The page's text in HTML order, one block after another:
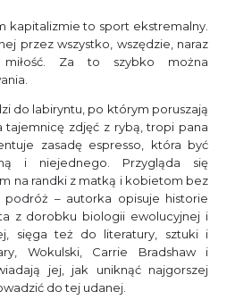
kapitalizmie to sport ekstremalny.
przez wszystko, wszędzie, naraz
Za to szybko można
do labiryntu, po którym poruszają
tajemnicę zdjęć z rybą, tropi pana
zasadę espresso, która być
i niejednego. Przygląda się
na randki z matką i kobietom bez
– autorka opisuje historie
z dorobku biologii ewolucyjnej i
sięga też do literatury, sztuki i
Wokulski, Carrie Bradshaw i
jej, jak uniknąć najgorszej
do tej udanej.